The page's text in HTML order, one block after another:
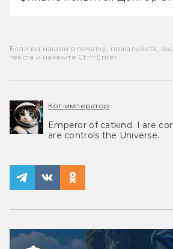
Если вы нашли опечатку, пожалуйста,
текста и нажмите Ctrl+Enter.
Кот-император
Emperor of catkind. I are
are controls the Universe.